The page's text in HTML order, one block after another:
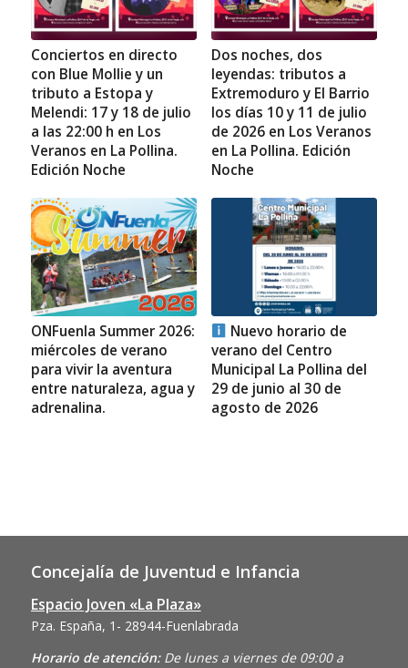
Conciertos en directo
con Blue Mollie y un
tributo a Estopa y
Melendi: 17 y 18 de julio
a las 22:00 h en Los
Veranos en La Pollina.
Edición Noche
Dos noches, dos
leyendas: tributos a
Extremoduro y El Barrio
los días 10 y 11 de julio
de 2026 en Los Veranos
en La Pollina. Edición
Noche
ONFuenla Summer 2026:
miércoles de verano
para vivir la aventura
entre naturaleza, agua y
adrenalina.
Nuevo horario de
verano del Centro
Municipal La Pollina del
29 de junio al 30 de
agosto de 2026
Concejalía de Juventud e Infancia
Espacio Joven «La Plaza»
Pza. España, 1- 28944-Fuenlabrada
Horario de atención: De lunes a viernes de 09:00 a